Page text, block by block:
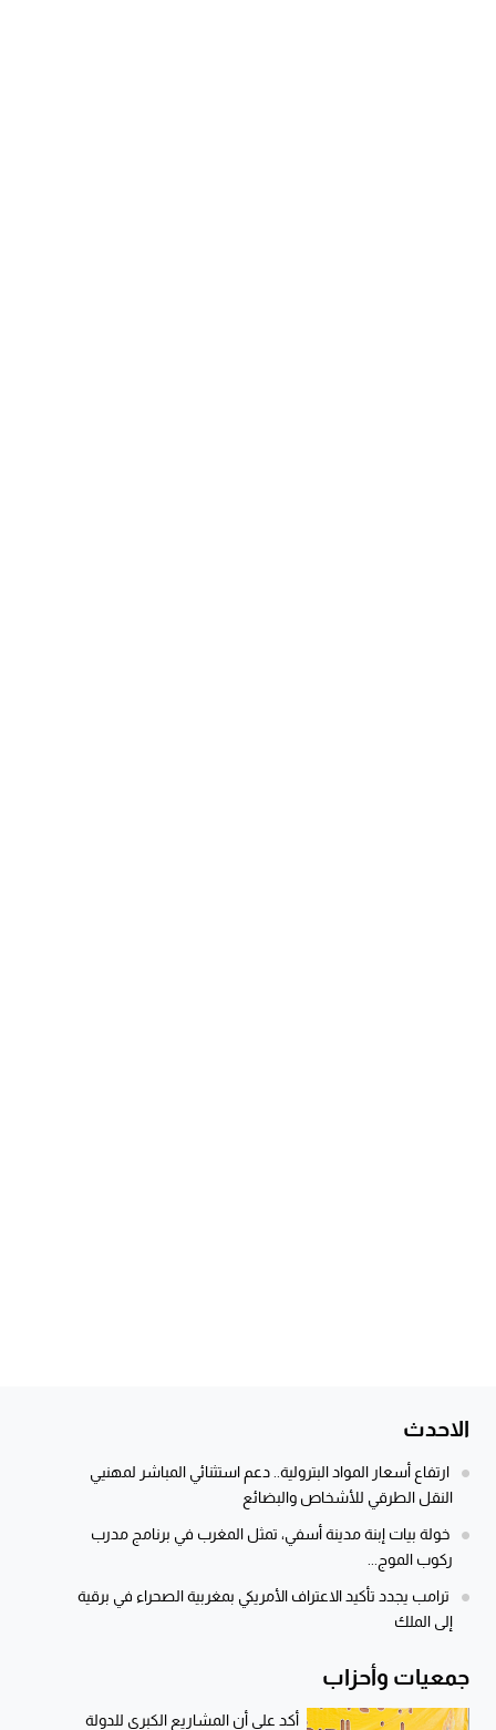
الاحدث
ارتفاع أسعار المواد البترولية.. دعم استثنائي المباشر لمهنيي
النقل الطرقي للأشخاص والبضائع
خولة بيات إبنة مدينة أسفي، تمثل المغرب في برنامج مدرب
ركوب الموج...
ترامب يجدد تأكيد الاعتراف الأمريكي بمغربية الصحراء في برقية
إلى الملك
جمعيات وأحزاب
أكد على أن المشاريع الكبرى للدولة